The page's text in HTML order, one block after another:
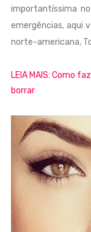
importantíssima
emergências, aqui
norte-americana,
LEIA MAIS: Como
borrar